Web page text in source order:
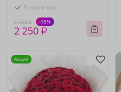
В наличии
2 650 ₽ -15%
2 250 ₽
Акция